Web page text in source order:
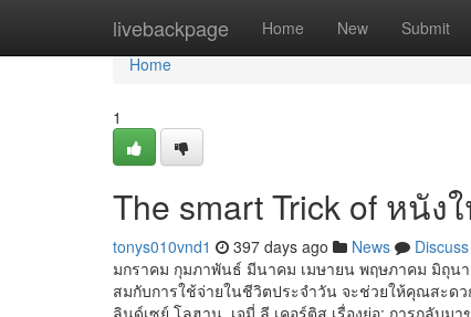
livebackpage Home New Submit
Home
Home
1
The smart Trick of หนัง
tonys010vnd1 397 days ago News
Discuss
มกราคม กุมภาพันธ์ มีนาคม เมษายน พฤษภาคม มิถุน
สมกับการใช้จ่ายในชีวิตประจำวัน จะช่วยให้คุณสะด
ลินด์เซย์ โลฮาน, เจมี่ ลี เคอร์ติส เรื่องย่อ: การกลับ